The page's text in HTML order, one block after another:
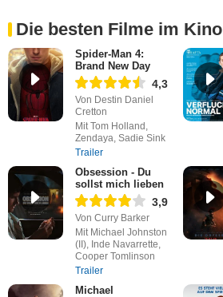
Die besten Filme im Kino
Spider-Man 4:
Brand New Day
4,3
Von Destin Daniel
Cretton
Mit Tom Holland,
Zendaya, Sadie Sink
Trailer
Obsession - Du
sollst mich lieben
3,9
Von Curry Barker
Mit Michael Johnston
(II), Inde Navarrette,
Cooper Tomlinson
Trailer
Michael